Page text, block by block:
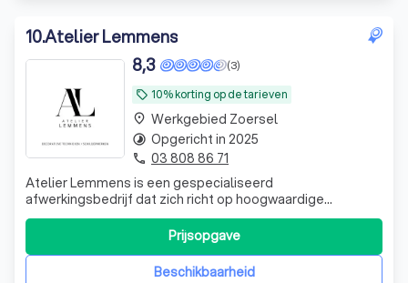
10.Atelier Lemmens
local_offer 10% korting op de tarieven
(3)
8,3
Atelier Lemmens is een gespecialiseerd
afwerkingsbedrijf dat zich richt op hoogwaardige
decoratieve technieken voor interieurs en exterieurs. Wij
creëren unieke, duurzame en naadloze afwerkingen die
een ruimte karakter, warmte en verfijning geven. Onze
corebusiness bestaat uit: • Badkamers in cement
Beschikbaarheid
Prijsopgave
place Werkgebied Zoersel
timelapse Opgericht in 2025
phone 03 808 86 71